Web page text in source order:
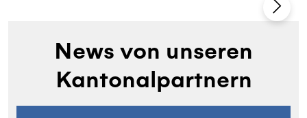
News von unseren
Kantonalpartnern